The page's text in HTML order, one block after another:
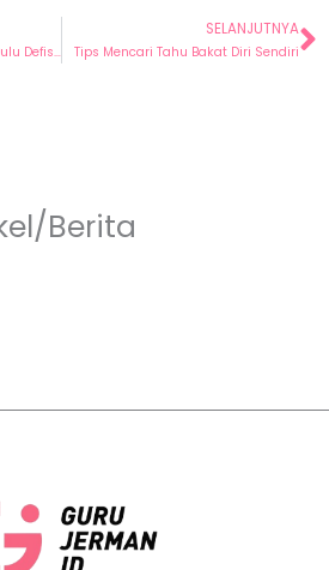
Sukses itu apa sih? Kenali Dulu Defisininya Dibawah ini
SELANJUTNYA
Tips Mencari Tahu Bakat Diri Sendiri
Berita